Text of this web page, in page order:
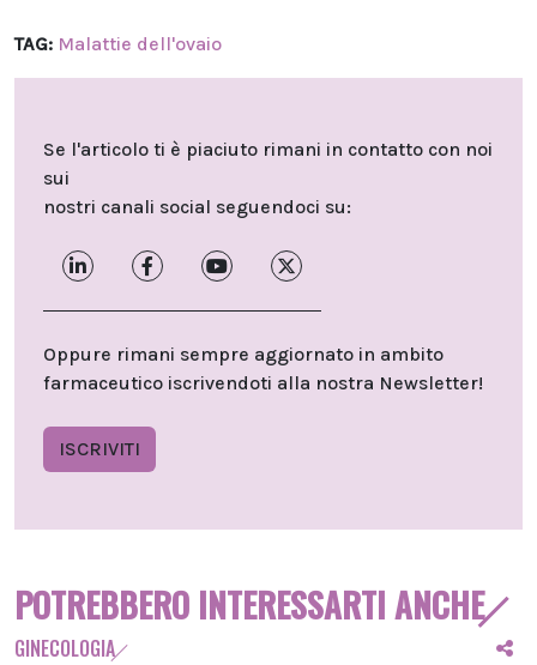
TAG: Malattie dell'ovaio
Se l'articolo ti è piaciuto rimani in contatto con noi
sui
nostri canali social seguendoci su:
Oppure rimani sempre aggiornato in ambito
farmaceutico iscrivendoti alla nostra Newsletter!
ISCRIVITI
POTREBBERO INTERESSARTI ANCHE
GINECOLOGIA